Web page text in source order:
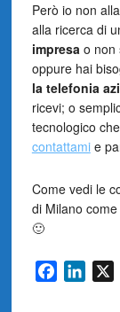
Però io non
alla ricerca di
impresa o non
oppure hai
la telefonia
ricevi; o
tecnologico
contattamie
Come vedi le
di Milano
🙂
Facebook